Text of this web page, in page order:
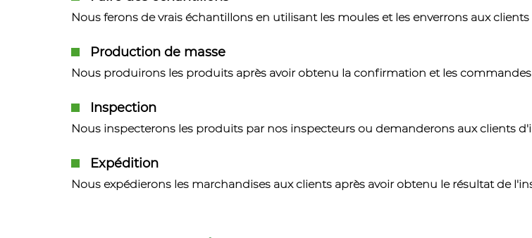
Nous ferons de vrais échantillons en utilisant les moules et les enverrons aux
Production de masse
Nous produirons les produits après avoir obtenu la confirmation et les
Inspection
Nous inspecterons les produits par nos inspecteurs ou demanderons aux clients
Expédition
Nous expédierons les marchandises aux clients après avoir obtenu le résultat de